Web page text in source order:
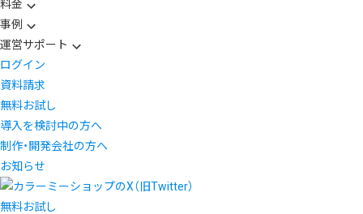
料金
事例
運営サポート
ログイン
資料請求
無料お試し
導入を検討中の方へ
制作・開発会社の方へ
お知らせ
無料お試し